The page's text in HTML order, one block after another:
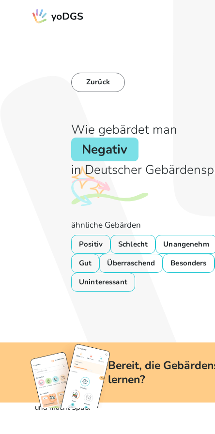
Zurück
Wie gebärdet man
Negativ
in Deutscher
ähnliche Gebärden
Positiv Schlecht Unangenehm
Gut
Überraschend Besonders
Uninteressant
Bereit, die
lernen?
Mit yoDGS ist das Erlernen der Gebärdensprache einfach
und macht Spaß!